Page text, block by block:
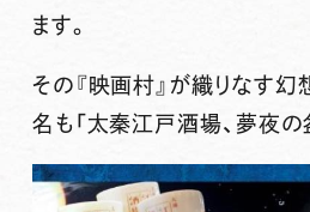
ます。
その『映画村』が織りなす幻
名も「太秦江戸酒場、夢夜の